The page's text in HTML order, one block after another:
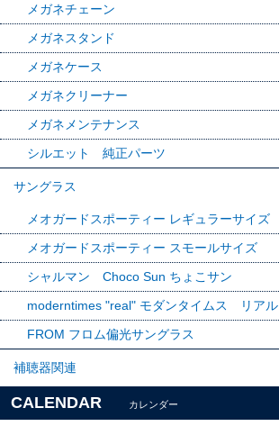
メガネチェーン
メガネスタンド
メガネケース
メガネクリーナー
メガネメンテナンス
シルエット 純正パーツ
サングラス
メオガードスポーティー レギュラーサイズ
メオガードスポーティー スモールサイズ
シャルマン Choco Sun ちょこサン
moderntimes "real" モダンタイムス リアル
FROM フロム偏光サングラス
補聴器関連
CALENDAR カレンダー